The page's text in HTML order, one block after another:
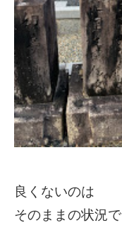
良くないのは
そのままの状況で